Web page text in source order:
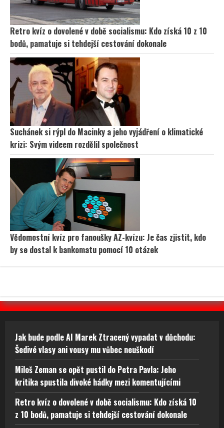
Retro kvíz o dovolené v době socialismu: Kdo získá 10 z 10
bodů, pamatuje si tehdejší cestování dokonale
Suchánek si rýpl do Macinky a jeho vyjádření o klimatické
krizi: Svým videem rozdělil společnost
Vědomostní kvíz pro fanoušky AZ-kvízu: Je čas zjistit, kdo
by se dostal k bankomatu pomocí 10 otázek
Jak bude podle AI Marek Ztracený vypadat v důchodu:
Šedivé vlasy ani vousy mu vůbec neuškodí
Miloš Zeman se opět pustil do Petra Pavla: Jeho
kritika spustila divoké hádky mezi komentujícími
Retro kvíz o dovolené v době socialismu: Kdo získá 10
z 10 bodů, pamatuje si tehdejší cestování dokonale